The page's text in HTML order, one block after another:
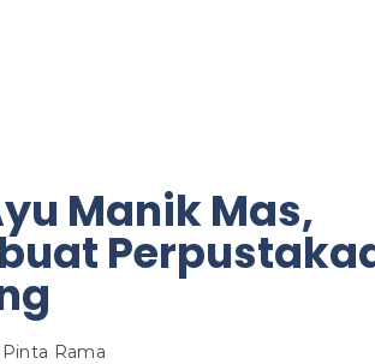
Manik Mas,
Pinta Rama